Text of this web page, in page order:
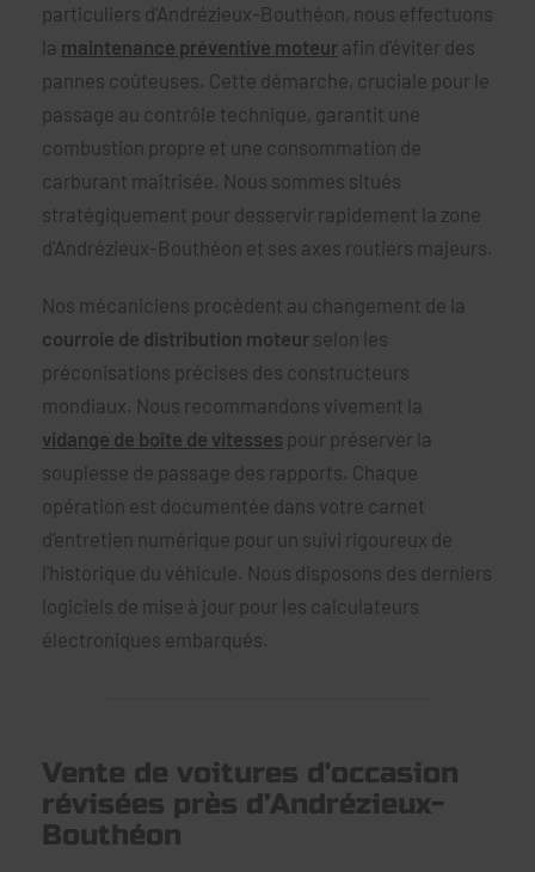
particuliers d'Andrézieux-Bouthéon, nous effectuons
la maintenance préventive moteur afin d'éviter des
pannes coûteuses. Cette démarche, cruciale pour le
passage au contrôle technique, garantit une
combustion propre et une consommation de
carburant maîtrisée. Nous sommes situés
stratégiquement pour desservir rapidement la zone
d'Andrézieux-Bouthéon et ses axes routiers majeurs.
Nos mécaniciens procèdent au changement de la
courroie de distribution moteur selon les
préconisations précises des constructeurs
mondiaux. Nous recommandons vivement la
vidange de boîte de vitesses pour préserver la
souplesse de passage des rapports. Chaque
opération est documentée dans votre carnet
d'entretien numérique pour un suivi rigoureux de
l'historique du véhicule. Nous disposons des derniers
logiciels de mise à jour pour les calculateurs
électroniques embarqués.
Vente de voitures d'occasion
révisées près d’Andrézieux-
Bouthéon